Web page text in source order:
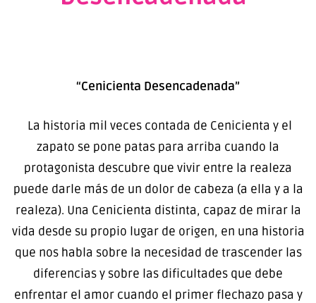
“Cenicienta Desencadenada”
La historia mil veces contada de Cenicienta y el
zapato se pone patas para arriba cuando la
protagonista descubre que vivir entre la realeza
puede darle más de un dolor de cabeza (a ella y a la
realeza). Una Cenicienta distinta, capaz de mirar la
vida desde su propio lugar de origen, en una historia
que nos habla sobre la necesidad de trascender las
diferencias y sobre las dificultades que debe
enfrentar el amor cuando el primer flechazo pasa y